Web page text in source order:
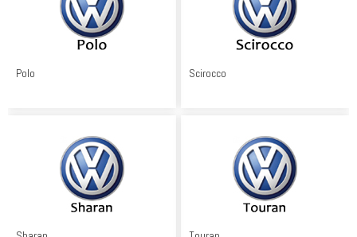
Polo Scirocco